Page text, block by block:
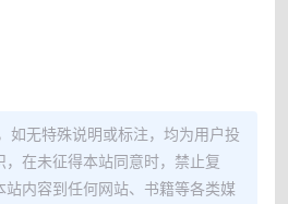
如无特殊说明或标注，均为用户投
在未征得本站同意时，禁止复
内容到任何网站、书籍等各类媒